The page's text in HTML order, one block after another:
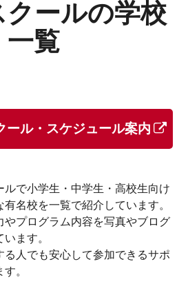
ールの学校
一覧
ール・スケジュール案内
ルで小学生・中学生・高校生向け
名校を一覧で紹介しています。
やプログラム内容を写真やブログ
ます。
る人でも安心して参加できるサポ
。